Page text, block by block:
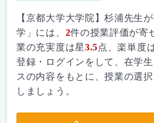
【京都大学大学院】杉浦先生
学」には、 2件の授業評価が寄
業の充実度は星3.5点、楽単度
登録・ログインをして、在学
スの内容をもとに、授業の選
しましょう。